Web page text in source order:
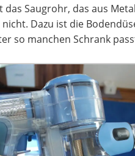
das Saugrohr, das aus
Dazu ist die
so manchen Schrank